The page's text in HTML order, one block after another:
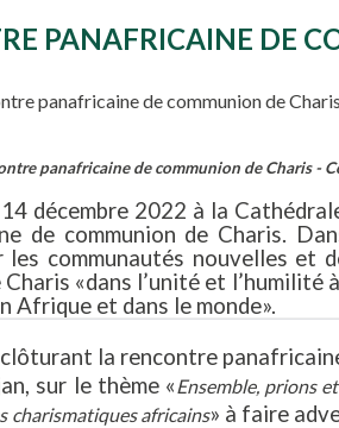
PANAFRICAINE DE
panafricaine de communion de Charis -
décembre 2022 à la
de communion de Charis.
les communautés nouvelles et
«dans l’unité et
Afrique et dans le monde».
la rencontre
sur le thème «Ensemble, prions
charismatiques africains» à faire